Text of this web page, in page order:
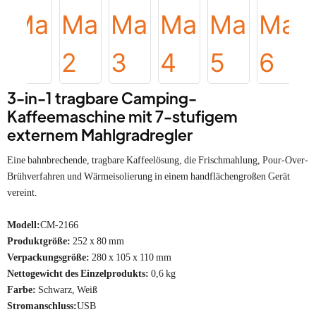
3-in-1 tragbare Camping-
Kaffeemaschine mit 7-stufigem
externem Mahlgradregler
Eine bahnbrechende, tragbare Kaffeelösung, die Frischmahlung, Pour-Over-
Brühverfahren und Wärmeisolierung in einem handflächengroßen Gerät
vereint.
Modell:CM-2166
Produktgröße: 252 x 80 mm
Verpackungsgröße: 280 x 105 x 110 mm
Nettogewicht des Einzelprodukts: 0,6 kg
Farbe: Schwarz, Weiß
Stromanschluss:USB